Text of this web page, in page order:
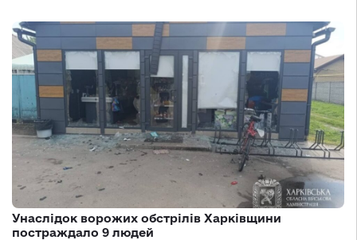
Унаслідок ворожих обстрілів Харківщини
постраждало 9 людей